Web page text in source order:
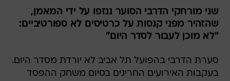
שני מורחקי הדרבי הסוער ננזפו על ידי המאמן,
שהזהיר מפני קנסות על כרטיסים לא ספורטיביים:
"לא מוכן לעבור לסדר היום"
סערת הדרבי בהפועל תל אביב לא יורדת מסדר היום.
בעקבות האירועים החריגים בסיום משחק ההפסד